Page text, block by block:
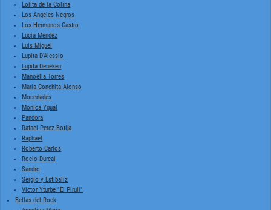
Lolita de la Colina
Los Angeles Negros
Los Hermanos Castro
Lucia Mendez
Luis Miguel
Lupita D'Alessio
Lupita Deneken
Manoella Torres
Maria Conchita Alonso
Mocedades
Monica Ygual
Pandora
Rafael Perez Botija
Raphael
Roberto Carlos
Rocio Durcal
Sandro
Sergio y Estibaliz
Victor Yturbe "El Piruli"
Bellas del Rock